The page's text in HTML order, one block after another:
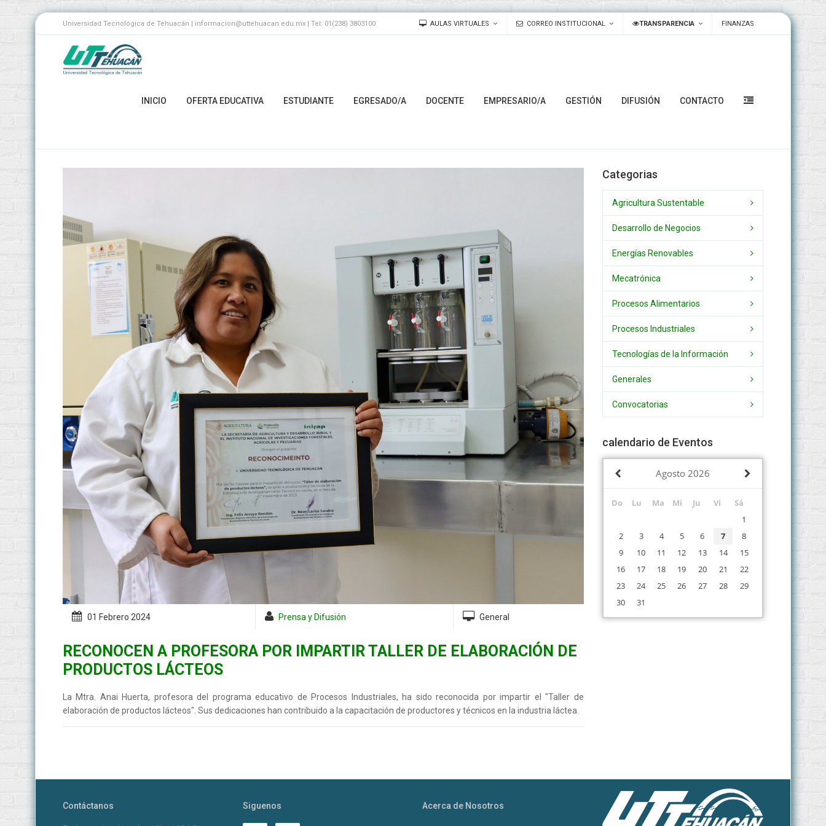
Universidad Tecnológica de Tehuacán | informacion@uttehuacan.edu.mx | Tel: 01(238) 3803100 AULAS VIRTUALES CORREO INSTITUCIONAL TRANSPARENCIA FINANZAS
INICIO OFERTA EDUCATIVA ESTUDIANTE EGRESADO/A DOCENTE EMPRESARIO/A GESTIÓN DIFUSIÓN CONTACTO
01 Febrero 2024 Prensa y Difusión General
RECONOCEN A PROFESORA POR IMPARTIR TALLER DE ELABORACIÓN DE
PRODUCTOS LÁCTEOS
La Mtra. Anai Huerta, profesora del programa educativo de Procesos Industriales, ha sido reconocida por impartir el "Taller de
elaboración de productos lácteos". Sus dedicaciones han contribuido a la capacitación de productores y técnicos en la industria láctea.
Categorias
Agricultura Sustentable
Desarrollo de Negocios
Energías Renovables
Mecatrónica
Procesos Alimentarios
Procesos Industriales
Tecnologías de la Información
Generales
Convocatorias
calendario de Eventos
Agosto 2026
Do Lu Ma Mi Ju Vi
Sá
1
2
3 4 5 6 7
8
9
10 11 12 13 14
15
16
17 18 19 20 21
22
23
24 25 26 27 28
29
30
31
Contáctanos Siguenos Acerca de Nosotros